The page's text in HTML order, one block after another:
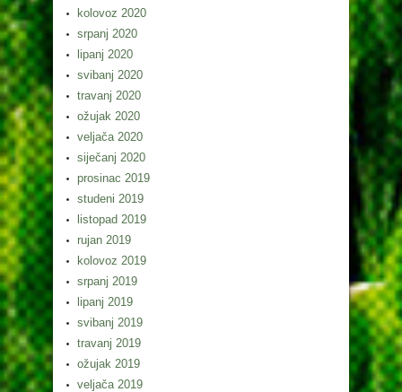
kolovoz 2020
srpanj 2020
lipanj 2020
svibanj 2020
travanj 2020
ožujak 2020
veljača 2020
siječanj 2020
prosinac 2019
studeni 2019
listopad 2019
rujan 2019
kolovoz 2019
srpanj 2019
lipanj 2019
svibanj 2019
travanj 2019
ožujak 2019
veljača 2019